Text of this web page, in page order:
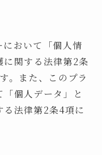
おいて「個人情
関する法律第2条
。また、このプラ
個人データ」と
法律第2条4項に